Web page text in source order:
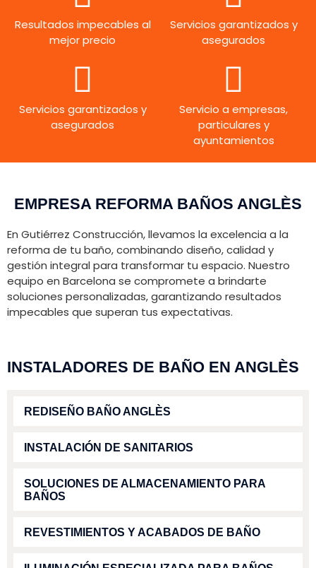
Resultados impecables al
mejor precio
Servicios garantizados y
asegurados
Servicios garantizados y
asegurados
Servicio a empresas,
particulares y
ayuntamientos
EMPRESA REFORMA BAÑOS ANGLÈS
En Gutiérrez Construcción, llevamos la excelencia a la
reforma de tu baño, combinando diseño, calidad y
gestión integral para transformar tu espacio. Nuestro
equipo en Barcelona se compromete a brindarte
soluciones personalizadas, garantizando resultados
impecables que superan tus expectativas.
INSTALADORES DE BAÑO EN ANGLÈS
REDISEÑO BAÑO ANGLÈS
INSTALACIÓN DE SANITARIOS
SOLUCIONES DE ALMACENAMIENTO PARA
BAÑOS
REVESTIMIENTOS Y ACABADOS DE BAÑO